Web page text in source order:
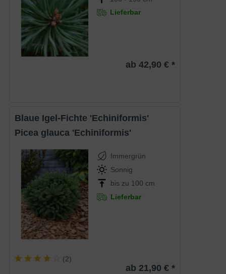
Lieferbar
ab 42,90 € *
Blaue Igel-Fichte 'Echiniformis'
Picea glauca 'Echiniformis'
Immergrün
Sonnig
bis zu 100 cm
Lieferbar
(2)
ab 21,90 € *